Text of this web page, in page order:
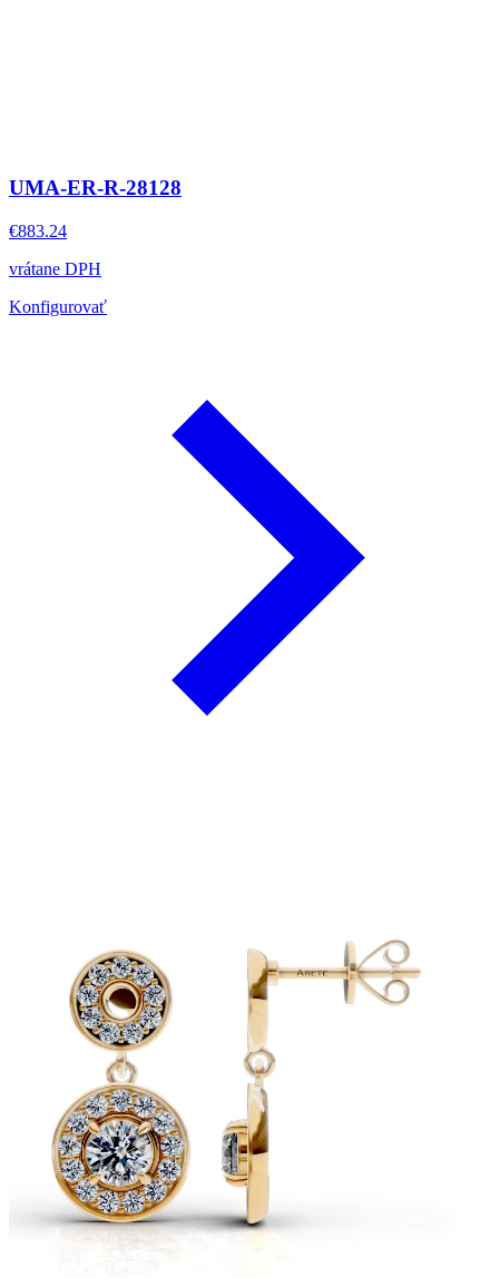
UMA-ER-R-28128
€883.24
vrátane DPH
Konfigurovať